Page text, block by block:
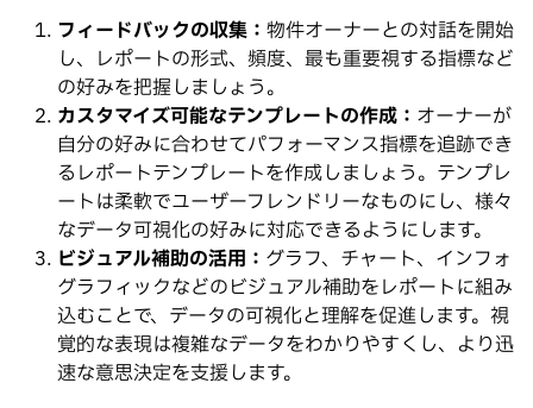
フィードバックの収集： 物件オーナーとの対話を開始
し、レポートの形式、頻度、最も重要視する指標など
の好みを把握しましょう。
カスタマイズ可能なテンプレートの作成： オーナーが
自分の好みに合わせてパフォーマンス指標を追跡でき
るレポートテンプレートを作成しましょう。テンプレ
ートは柔軟でユーザーフレンドリーなものにし、様々
なデータ可視化の好みに対応できるようにします。
ビジュアル補助の活用： グラフ、チャート、インフォ
グラフィックなどのビジュアル補助をレポートに組み
込むことで、データの可視化と理解を促進します。視
覚的な表現は複雑なデータをわかりやすくし、より迅
速な意思決定を支援します。